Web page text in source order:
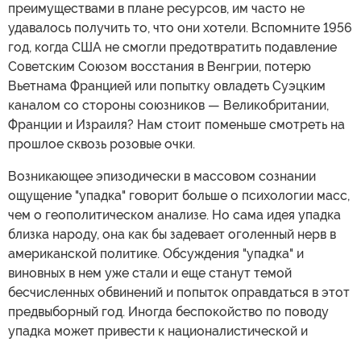
преимуществами в плане ресурсов, им часто не
удавалось получить то, что они хотели. Вспомните 1956
год, когда США не смогли предотвратить подавление
Советским Союзом восстания в Венгрии, потерю
Вьетнама Францией или попытку овладеть Суэцким
каналом со стороны союзников — Великобритании,
Франции и Израиля? Нам стоит поменьше смотреть на
прошлое сквозь розовые очки.
Возникающее эпизодически в массовом сознании
ощущение "упадка" говорит больше о психологии масс,
чем о геополитическом анализе. Но сама идея упадка
близка народу, она как бы задевает оголенный нерв в
американской политике. Обсуждения "упадка" и
виновных в нем уже стали и еще станут темой
бесчисленных обвинений и попыток оправдаться в этот
предвыборный год. Иногда беспокойство по поводу
упадка может привести к националистической и